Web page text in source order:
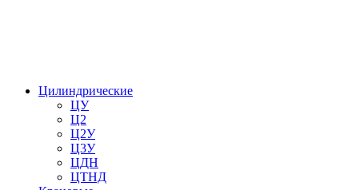
Цилиндрические
ЦУ
Ц2
Ц2У
Ц3У
ЦДН
ЦТНД